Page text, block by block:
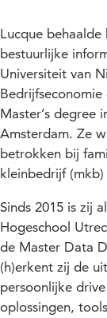
Lucque
bestuurlijke
Universiteit van
Master’s degree
Amsterdam. Ze
betrokken bij
kleinbedrijf
Sinds 2015 is zij
Hogeschool
de Master Data
(h)erkent zij de
persoonlijke
oplossingen,